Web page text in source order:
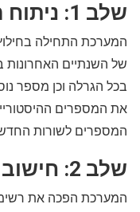
שלב 1: ניתוח הנתונים ההיסטוריים
של השנתיים האחרונות
את המספרים
המספרים לשורות
שלב 2: חישוב תדירות המספרים
המערכת הפכה את